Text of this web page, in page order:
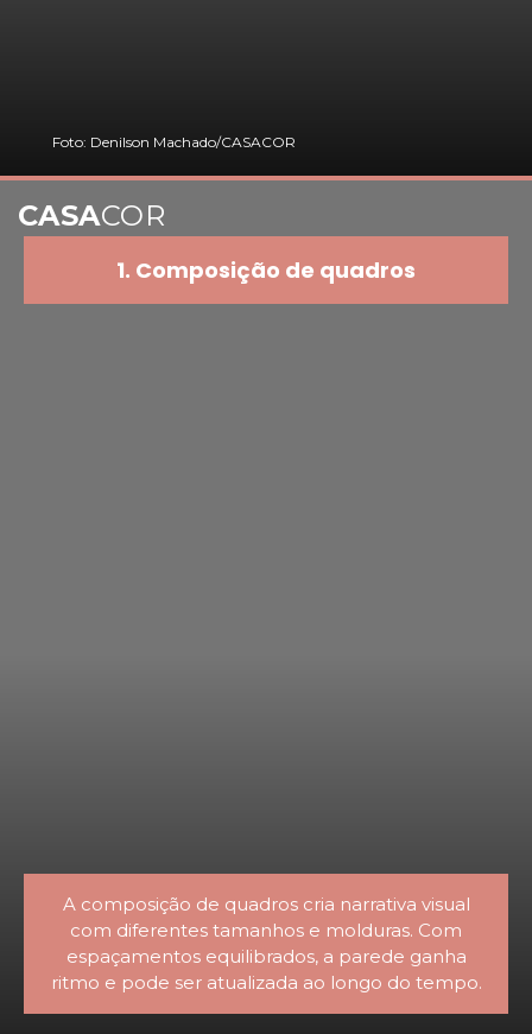
Foto: Denilson Machado/CASACOR
A composição de quadros cria narrativa visual
com diferentes tamanhos e molduras. Com
espaçamentos equilibrados, a parede ganha
ritmo e pode ser atualizada ao longo do tempo.
1. Composição de quadros
CASACOR